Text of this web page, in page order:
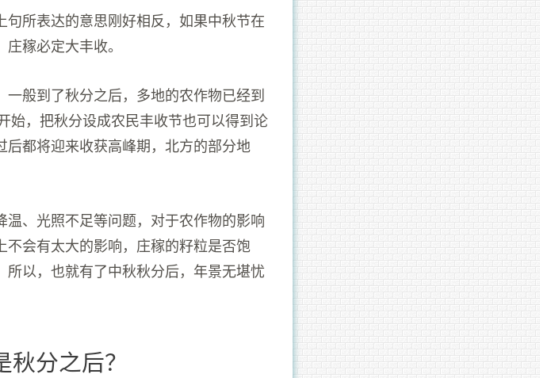
所表达的意思刚好相反，如果中秋节在
稼必定大丰收。
般到了秋分之后，多地的农作物已经到
始，把秋分设成农民丰收节也可以得到论
都将迎来收获高峰期，北方的部分地
、光照不足等问题，对于农作物的影响
会有太大的影响，庄稼的籽粒是否饱
以，也就有了中秋秋分后，年景无堪忧
分之后？